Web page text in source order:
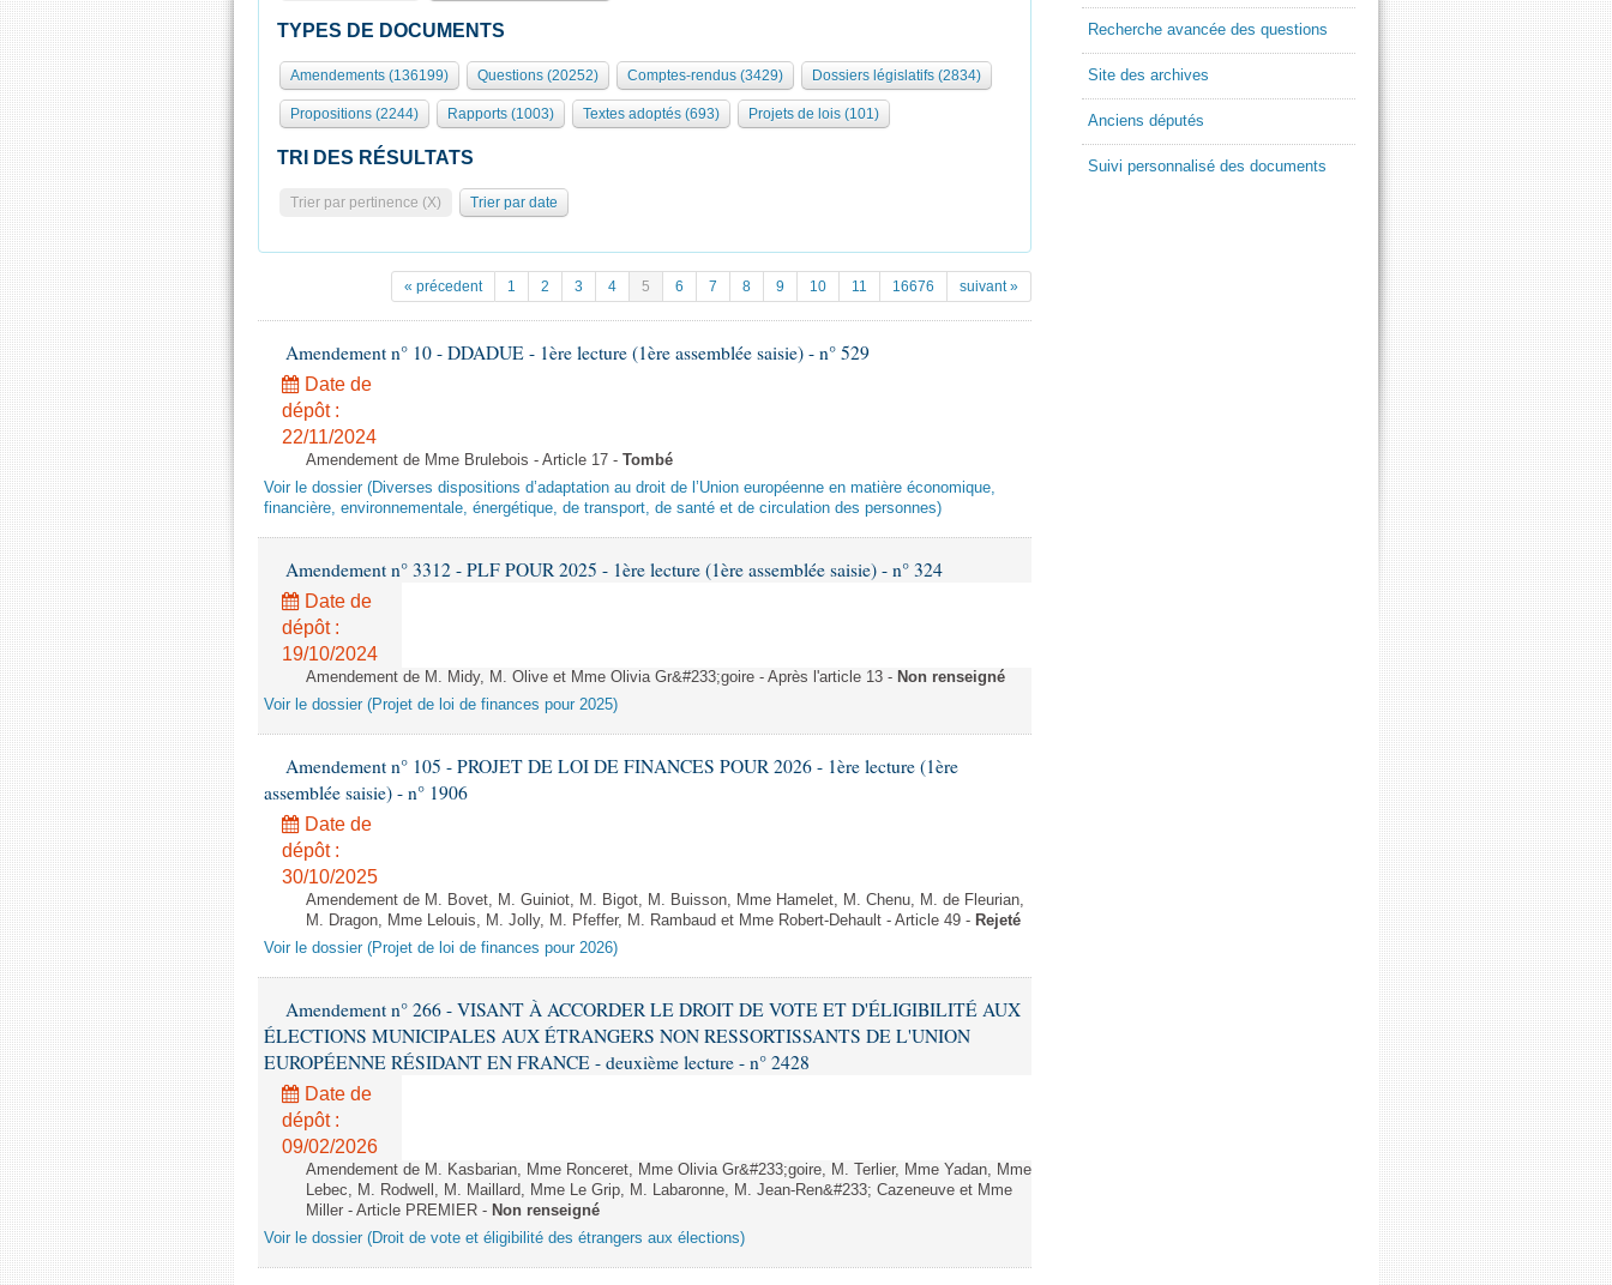
TYPES DE DOCUMENTS
Amendements (136199) Questions (20252) Comptes-rendus (3429) Dossiers législatifs (2834)
Propositions (2244) Rapports (1003) Textes adoptés (693) Projets de lois (101)
TRI DES RÉSULTATS
Trier par pertinence (X) Trier par date
« précedent 1 2 3 4 5 6 7 8 9 10 11 16676 suivant »
Amendement n° 10 - DDADUE - 1ère lecture (1ère assemblée saisie) - n° 529
Date de
dépôt :
22/11/2024
Amendement de Mme Brulebois - Article 17 - Tombé
Voir le dossier (Diverses dispositions d’adaptation au droit de l’Union européenne en matière économique,
financière, environnementale, énergétique, de transport, de santé et de circulation des personnes)
Amendement n° 3312 - PLF POUR 2025 - 1ère lecture (1ère assemblée saisie) - n° 324
Date de
dépôt :
19/10/2024
Amendement de M. Midy, M. Olive et Mme Olivia Gr&#233;goire - Après l'article 13 - Non renseigné
Voir le dossier (Projet de loi de finances pour 2025)
Amendement n° 105 - PROJET DE LOI DE FINANCES POUR 2026 - 1ère lecture (1ère
assemblée saisie) - n° 1906
Date de
dépôt :
30/10/2025
Amendement de M. Bovet, M. Guiniot, M. Bigot, M. Buisson, Mme Hamelet, M. Chenu, M. de Fleurian,
M. Dragon, Mme Lelouis, M. Jolly, M. Pfeffer, M. Rambaud et Mme Robert-Dehault - Article 49 - Rejeté
Voir le dossier (Projet de loi de finances pour 2026)
Amendement n° 266 - VISANT À ACCORDER LE DROIT DE VOTE ET D'ÉLIGIBILITÉ AUX
ÉLECTIONS MUNICIPALES AUX ÉTRANGERS NON RESSORTISSANTS DE L'UNION
EUROPÉENNE RÉSIDANT EN FRANCE - deuxième lecture - n° 2428
Date de
dépôt :
09/02/2026
Amendement de M. Kasbarian, Mme Ronceret, Mme Olivia Gr&#233;goire, M. Terlier, Mme Yadan, Mme
Lebec, M. Rodwell, M. Maillard, Mme Le Grip, M. Labaronne, M. Jean-Ren&#233; Cazeneuve et Mme
Miller - Article PREMIER - Non renseigné
Voir le dossier (Droit de vote et éligibilité des étrangers aux élections)
Recherche avancée des questions
Site des archives
Anciens députés
Suivi personnalisé des documents